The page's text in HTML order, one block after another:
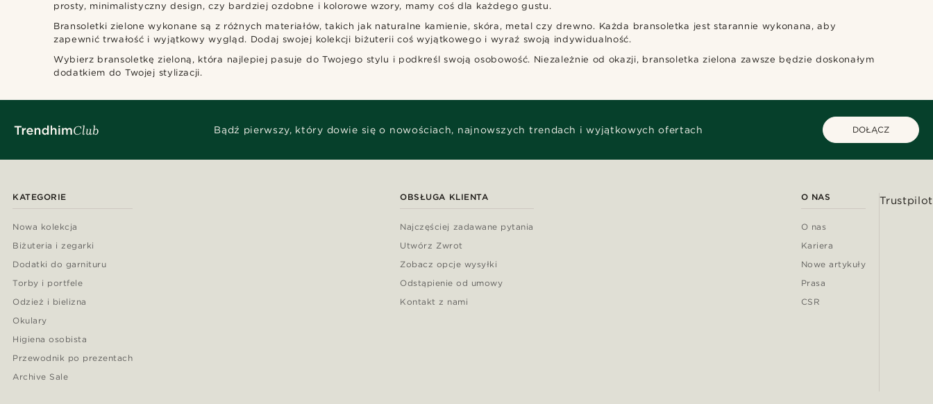
prosty, minimalistyczny design, czy bardziej ozdobne i kolorowe wzory, mamy coś dla każdego gustu.
Bransoletki zielone wykonane są z różnych materiałów, takich jak naturalne kamienie, skóra, metal czy drewno. Każda bransoletka jest starannie wykonana, aby
zapewnić trwałość i wyjątkowy wygląd. Dodaj swojej kolekcji biżuterii coś wyjątkowego i wyraź swoją indywidualność.
Wybierz bransoletkę zieloną, która najlepiej pasuje do Twojego stylu i podkreśl swoją osobowość. Niezależnie od okazji, bransoletka zielona zawsze będzie doskonałym
dodatkiem do Twojej stylizacji.
Bądź pierwszy, który dowie się o nowościach, najnowszych trendach i wyjątkowych ofertach DOŁĄCZ
KATEGORIE
Nowa kolekcja
Biżuteria i zegarki
Dodatki do garnituru
Torby i portfele
Odzież i bielizna
Okulary
Higiena osobista
Przewodnik po prezentach
Archive Sale
OBSŁUGA KLIENTA
Najczęściej zadawane pytania
Utwórz Zwrot
Zobacz opcje wysyłki
Odstąpienie od umowy
Kontakt z nami
O NAS
O nas
Kariera
Nowe artykuły
Prasa
CSR
Trustpilot